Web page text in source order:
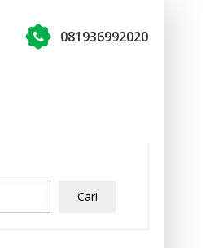
081936992020
Cari